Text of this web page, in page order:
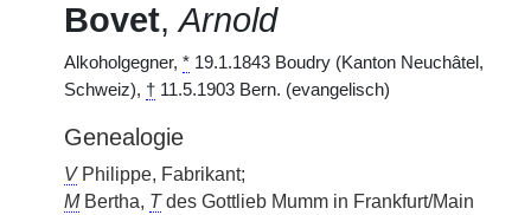
Bovet,Arnold
Alkoholgegner, * 19.1.1843 Boudry (Kanton Neuchâtel,
Schweiz), † 11.5.1903 Bern. (evangelisch)
Genealogie
VPhilippe, Fabrikant;
MBertha, Tdes Gottlieb Mumm in Frankfurt/Main